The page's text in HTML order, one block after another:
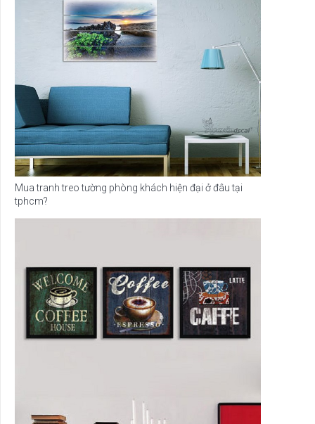
Mua tranh treo tường phòng khách hiện đại ở đâu tại
tphcm?